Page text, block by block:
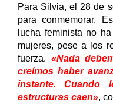
Para Silvia, el 28 de
para conmemorar.
lucha feminista no
mujeres, pese a los
fuerza. «Nada
creímos haber
instante.
Cuando
estructuras caen»,